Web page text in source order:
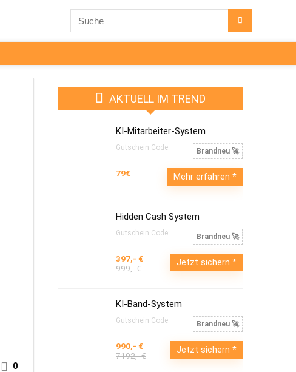
0
AKTUELL IM TREND
KI-Mitarbeiter-System
Gutschein Code: Brandneu 🚀
79€ Mehr erfahren
Hidden Cash System
Gutschein Code: Brandneu 🚀
397,- €
999,- €
Jetzt sichern
KI-Band-System
Gutschein Code: Brandneu 🚀
990,- €
7192,- €
Jetzt sichern